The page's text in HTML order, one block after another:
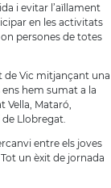
i evitar l’aïllament
en les activitats
persones de totes
de Vic mitjançant una
hem sumat a la
Vella, Mataró,
de Llobregat.
entre els joves
un èxit de jornada